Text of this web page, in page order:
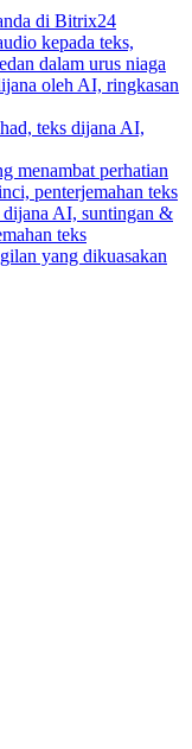
di Bitrix24
kepada teks,
dalam urus niaga
oleh AI, ringkasan
teks dijana AI,
menambat perhatian
penterjemahan teks
AI, suntingan &
teks
yang dikuasakan